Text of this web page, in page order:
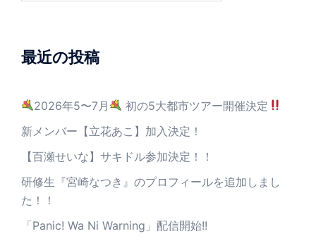
最近の投稿
2026年5〜7月
初の5大都市ツアー開催決定
新メンバー【立花あこ】加入決定！
【百瀬せいな】サキドル参加決定！！
研修生『宮崎なつき』のプロフィールを追加しまし
た！！
「Panic! Wa Ni Warning」配信開始!!